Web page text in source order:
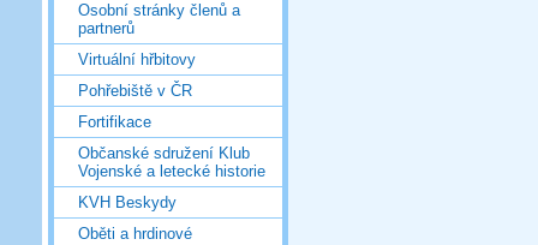
Osobní stránky členů a
partnerů
Virtuální hřbitovy
Pohřebiště v ČR
Fortifikace
Občanské sdružení Klub
Vojenské a letecké historie
KVH Beskydy
Oběti a hrdinové